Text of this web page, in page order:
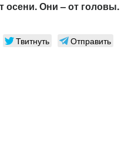
осени. Они – от головы.
Твитнуть Отправить